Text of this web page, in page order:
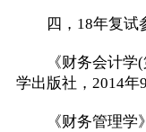
四，18年复试
《财务会计学(
学出版社，2014年
《财务管理学》